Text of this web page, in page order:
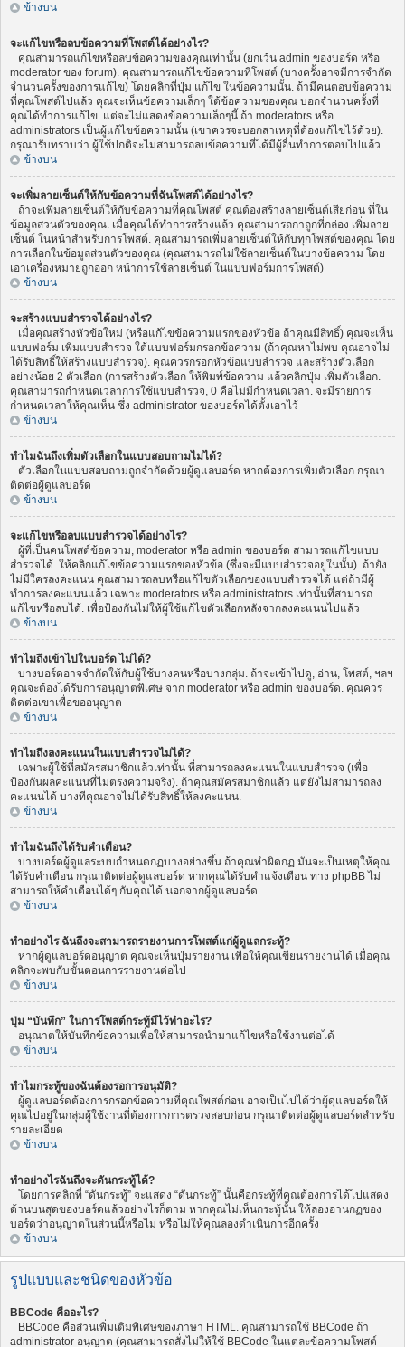
ข้างบน
จะแก้ไขหรือลบข้อความที่โพสต์ได้อย่างไร?
คุณสามารถแก้ไขหรือลบข้อความของคุณเท่านั้น (ยกเว้น admin ของบอร์ด หรือ
moderator ของ forum). คุณสามารถแก้ไขข้อความที่โพสต์ (บางครั้งอาจมีการจำกัด
จำนวนครั้งของการแก้ไข) โดยคลิกที่ปุ่ม แก้ไข ในข้อความนั้น. ถ้ามีคนตอบข้อความ
ที่คุณโพสต์ไปแล้ว คุณจะเห็นข้อความเล็กๆ ใต้ข้อความของคุณ บอกจำนวนครั้งที่
คุณได้ทำการแก้ไข. แต่จะไม่แสดงข้อความเล็กๆนี้ ถ้า moderators หรือ
administrators เป็นผู้แก้ไขข้อความนั้น (เขาควรจะบอกสาเหตุที่ต้องแก้ไขไว้ด้วย).
กรุณารับทราบว่า ผู้ใช้ปกติจะไม่สามารถลบข้อความที่ได้มีผู้อื่นทำการตอบไปแล้ว.
ข้างบน
จะเพิ่มลายเซ็นต์ให้กับข้อความที่ฉันโพสต์ได้อย่างไร?
ถ้าจะเพิ่มลายเซ็นต์ให้กับข้อความที่คุณโพสต์ คุณต้องสร้างลายเซ็นต์เสียก่อน ที่ใน
ข้อมูลส่วนตัวของคุณ. เมื่อคุณได้ทำการสร้างแล้ว คุณสามารถกาถูกที่กล่อง เพิ่มลาย
เซ็นต์ ในหน้าสำหรับการโพสต์. คุณสามารถเพิ่มลายเซ็นต์ให้กับทุกโพสต์ของคุณ โดย
การเลือกในข้อมูลส่วนตัวของคุณ (คุณสามารถไม่ใช้ลายเซ็นต์ในบางข้อความ โดย
เอาเครื่องหมายถูกออก หน้าการใช้ลายเซ็นต์ ในแบบฟอร์มการโพสต์)
ข้างบน
จะสร้างแบบสำรวจได้อย่างไร?
เมื่อคุณสร้างหัวข้อใหม่ (หรือแก้ไขข้อความแรกของหัวข้อ ถ้าคุณมีสิทธิ์) คุณจะเห็น
แบบฟอร์ม เพิ่มแบบสำรวจ ใต้แบบฟอร์มกรอกข้อความ (ถ้าคุณหาไม่พบ คุณอาจไม่
ได้รับสิทธิ์ให้สร้างแบบสำรวจ). คุณควรกรอกหัวข้อแบบสำรวจ และสร้างตัวเลือก
อย่างน้อย 2 ตัวเลือก (การสร้างตัวเลือก ให้พิมพ์ข้อความ แล้วคลิกปุ่ม เพิ่มตัวเลือก.
คุณสามารถกำหนดเวลาการใช้แบบสำรวจ, 0 คือไม่มีกำหนดเวลา. จะมีรายการ
กำหนดเวลาให้คุณเห็น ซึ่ง administrator ของบอร์ดได้ตั้งเอาไว้
ข้างบน
ทำไมฉันถึงเพิ่มตัวเลือกในแบบสอบถามไม่ได้?
ตัวเลือกในแบบสอบถามถูกจำกัดด้วยผู้ดูแลบอร์ด หากต้องการเพิ่มตัวเลือก กรุณา
ติดต่อผู้ดูแลบอร์ด
ข้างบน
จะแก้ไขหรือลบแบบสำรวจได้อย่างไร?
ผู้ที่เป็นคนโพสต์ข้อความ, moderator หรือ admin ของบอร์ด สามารถแก้ไขแบบ
สำรวจได้. ให้คลิกแก้ไขข้อความแรกของหัวข้อ (ซึ่งจะมีแบบสำรวจอยู่ในนั้น). ถ้ายัง
ไม่มีใครลงคะแนน คุณสามารถลบหรือแก้ไขตัวเลือกของแบบสำรวจได้ แต่ถ้ามีผู้
ทำการลงคะแนนแล้ว เฉพาะ moderators หรือ administrators เท่านั้นที่สามารถ
แก้ไขหรือลบได้. เพื่อป้องกันไม่ให้ผู้ใช้แก้ไขตัวเลือกหลังจากลงคะแนนไปแล้ว
ข้างบน
ทำไมถึงเข้าไปในบอร์ด ไม่ได้?
บางบอร์ดอาจจำกัดให้กับผู้ใช้บางคนหรือบางกลุ่ม. ถ้าจะเข้าไปดู, อ่าน, โพสต์, ฯลฯ
คุณจะต้องได้รับการอนุญาตพิเศษ จาก moderator หรือ admin ของบอร์ด. คุณควร
ติดต่อเขาเพื่อขออนุญาต
ข้างบน
ทำไมถึงลงคะแนนในแบบสำรวจไม่ได้?
เฉพาะผู้ใช้ที่สมัครสมาชิกแล้วเท่านั้น ที่สามารถลงคะแนนในแบบสำรวจ (เพื่อ
ป้องกันผลคะแนนที่ไม่ตรงความจริง). ถ้าคุณสมัครสมาชิกแล้ว แต่ยังไม่สามารถลง
คะแนนได้ บางทีคุณอาจไม่ได้รับสิทธิ์ให้ลงคะแนน.
ข้างบน
ทำไมฉันถึงได้รับคำเตือน?
บางบอร์ดผู้ดูแลระบบกำหนดกฏบางอย่างขึ้น ถ้าคุณทำผิดกฏ มันจะเป็นเหตุให้คุณ
ได้รับคำเตือน กรุณาติดต่อผู้ดูแลบอร์ด หากคุณได้รับคำแจ้งเตือน ทาง phpBB ไม่
สามารถให้คำเตือนได้ๆ กับคุณได้ นอกจากผู้ดูแลบอร์ด
ข้างบน
ทำอย่างไร ฉันถึงจะสามารถรายงานการโพสต์แก่ผู้ดูแลกระทู้?
หากผู้ดูแลบอร์ดอนุญาต คุณจะเห็นปุ่มรายงาน เพื่อให้คุณเขียนรายงานได้ เมื่อคุณ
คลิกจะพบกับขั้นตอนการรายงานต่อไป
ข้างบน
ปุ่ม “บันทึก” ในการโพสต์กระทู้มีไว้ทำอะไร?
อนุณาตให้บันทึกข้อความเพื่อให้สามารถนำมาแก้ไขหรือใช้งานต่อได้
ข้างบน
ทำไมกระทู้ของฉันต้องรอการอนุมัติ?
ผู้ดูแลบอร์ดต้องการกรอกข้อความที่คุณโพสต์ก่อน อาจเป็นไปได้ว่าผู้ดุแลบอร์ดให้
คุณไปอยู่ในกลุ่มผู้ใช้งานที่ต้องการการตรวจสอบก่อน กรุณาติดต่อผู้ดูแลบอร์ดสำหรับ
รายละเอียด
ข้างบน
ทำอย่างไรฉันถึงจะดันกระทู้ได้?
โดยการคลิกที่ “ดันกระทู้” จะแสดง “ดันกระทู้” นั้นคือกระทู้ที่คุณต้องการได้ไปแสดง
ด้านบนสุดของบอร์ดแล้วอย่างไรก็ตาม หากคุณไม่เห็นกระทู้นั้น ให้ลองอ่านกฏของ
บอร์ดว่าอนุญาตในส่วนนี้หรือไม่ หรือไม่ให้คุณลองดำเนินการอีกครั้ง
ข้างบน
รูปแบบและชนิดของหัวข้อ
BBCode คืออะไร?
BBCode คือส่วนเพิ่มเติมพิเศษของภาษา HTML. คุณสามารถใช้ BBCode ถ้า
administrator อนุญาต (คุณสามารถสั่งไม่ให้ใช้ BBCode ในแต่ละข้อความโพสต์